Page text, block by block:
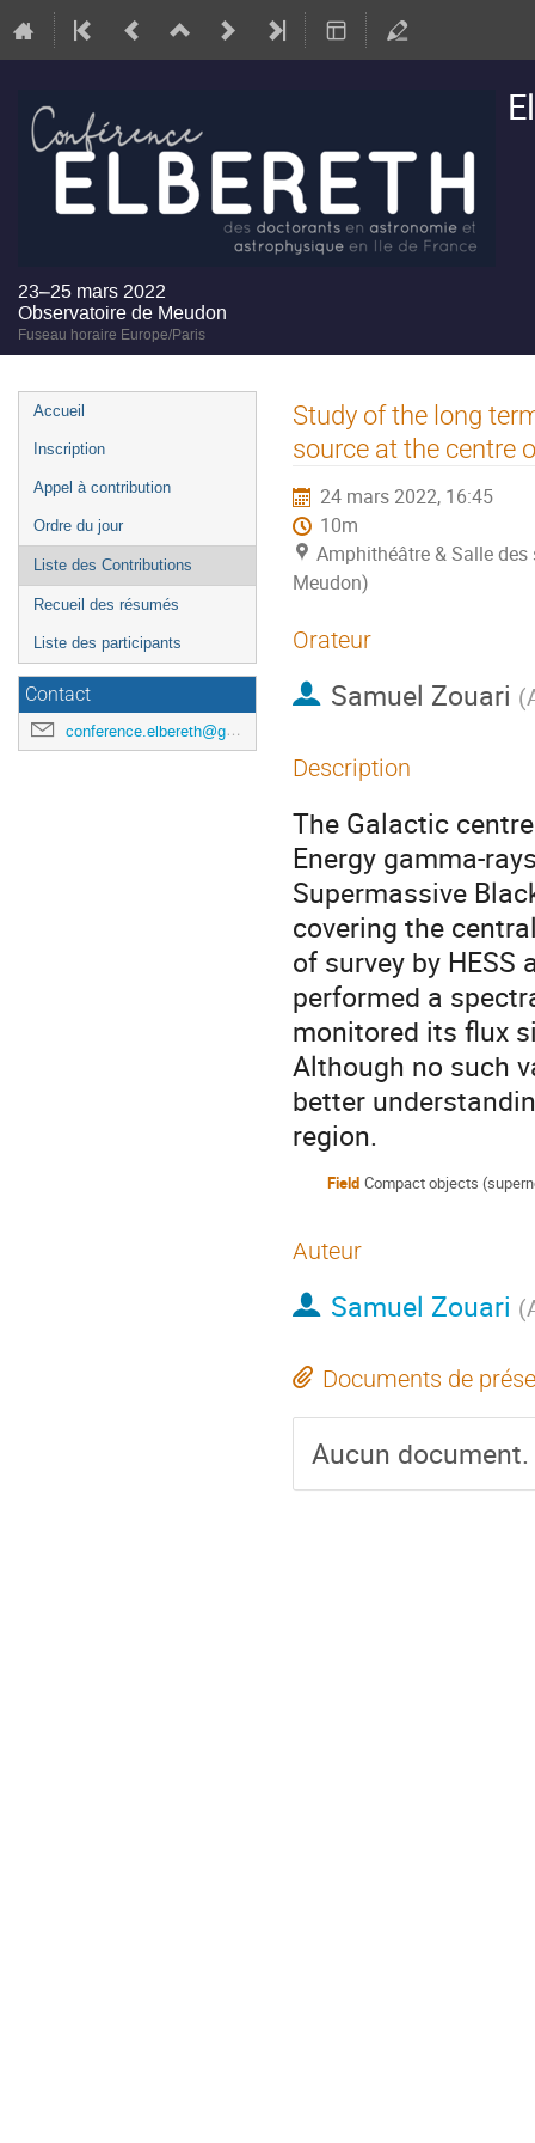
23–25 mars 2022
Observatoire de Meudon
Fuseau horaire Europe/Paris
Menu
de
Accueil
Inscription
Appel à contribution
Ordre du jour
Liste des Contributions
Recueil des résumés
Liste des participants
Contact
conference.elbereth@gmail.com
Study of the long
source at the centre
24 mars 2022, 16:45
10m
Amphithéâtre & Salle
Meudon)
Orateur
Samuel Zouari (
Description
The Galactic
Energy gamma-
Supermassive
covering the
of survey by
performed a
monitored its flux
Although no such
better
region.
Field Compact objects
Auteur
Samuel Zouari (
Documents de
Aucun document.